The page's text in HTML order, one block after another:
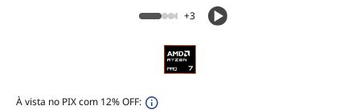
+3
À vista no PIX com 12% OFF: